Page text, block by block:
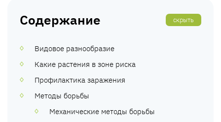
Содержание скрыть
Видовое разнообразие
Какие растения в зоне риска
Профилактика заражения
Методы борьбы
Механические методы борьбы